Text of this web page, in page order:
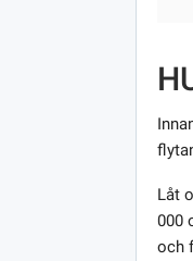
Låt
000
och